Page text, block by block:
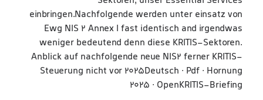
einbringen.Nachfolgende werden unter einsatz von
Ewg NIS 2 Annex I fast identisch and irgendwas
weniger bedeutend denn diese KRITIS-Sektoren.
Anblick auf nachfolgende neue NIS2 ferner KRITIS-
Steuerung nicht vor 2025Deutsch ∙ Pdf ∙ Hornung
2025 ∙ OpenKRITIS-Briefing